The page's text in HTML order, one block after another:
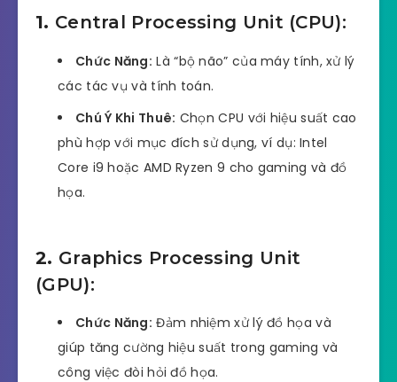
1. Central Processing Unit (CPU):
Chức Năng: Là “bộ não” của máy tính, xử lý
các tác vụ và tính toán.
Chú Ý Khi Thuê: Chọn CPU với hiệu suất cao
phù hợp với mục đích sử dụng, ví dụ: Intel
Core i9 hoặc AMD Ryzen 9 cho gaming và đồ
họa.
2. Graphics Processing Unit
(GPU):
Chức Năng: Đảm nhiệm xử lý đồ họa và
giúp tăng cường hiệu suất trong gaming và
công việc đòi hỏi đồ họa.